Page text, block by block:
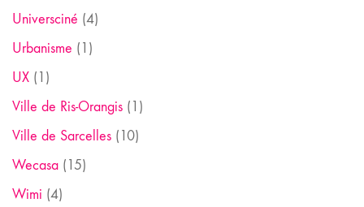
Universciné (4)
Urbanisme (1)
UX (1)
Ville de Ris-Orangis (1)
Ville de Sarcelles (10)
Wecasa (15)
Wimi (4)